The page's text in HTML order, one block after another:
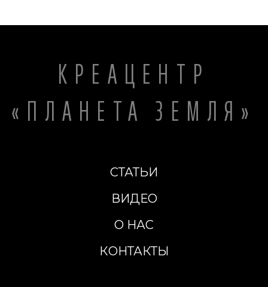
КРЕАЦЕНТР
«ПЛАНЕТА ЗЕМЛЯ»
СТАТЬИ
ВИДЕО
О НАС
КОНТАКТЫ